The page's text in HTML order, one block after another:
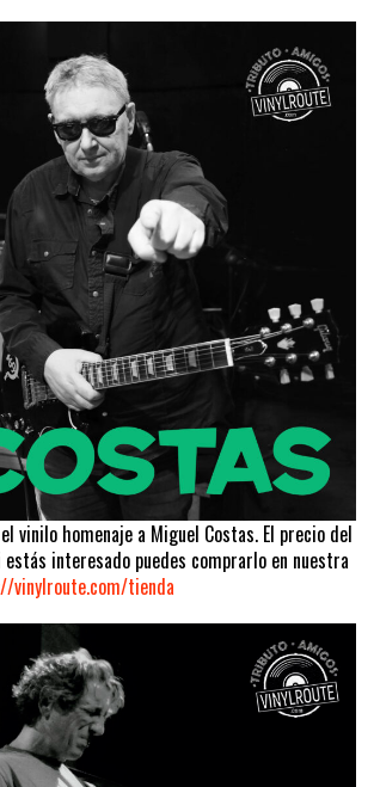
vinilo homenaje a Miguel Costas. El precio del
interesado puedes comprarlo en nuestra
vinylroute.com/tienda